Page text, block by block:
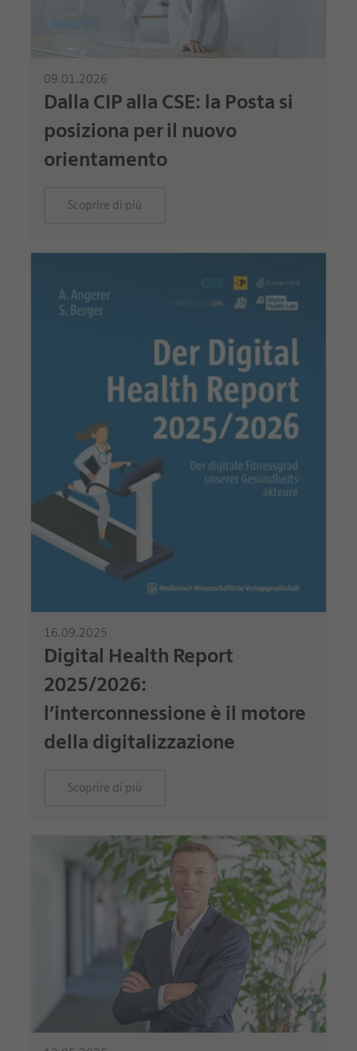
09.01.2026
Dalla CIP alla CSE: la Posta si
posiziona per il nuovo
orientamento
Scoprire di più
16.09.2025
Digital Health Report
2025/2026:
l’interconnessione è il motore
della digitalizzazione
Scoprire di più